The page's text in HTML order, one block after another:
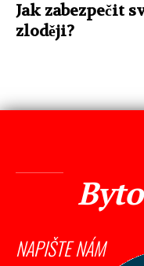
Jak zabezpečit
zloději?
NAPIŠTE NÁM